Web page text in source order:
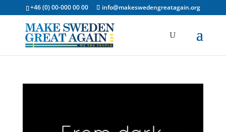
+46 (0) 00-000 00 00 info@makeswedengreatagain.org